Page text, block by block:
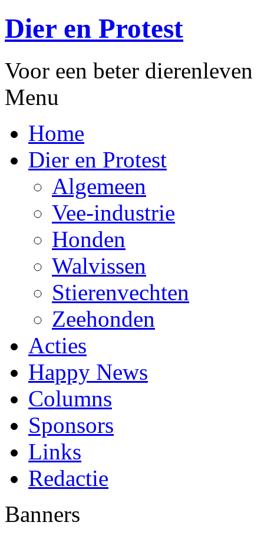
Dier en Protest
Voor een beter dierenleven
Menu
Home
Dier en Protest
Algemeen
Vee-industrie
Honden
Walvissen
Stierenvechten
Zeehonden
Acties
Happy News
Columns
Sponsors
Links
Redactie
Banners